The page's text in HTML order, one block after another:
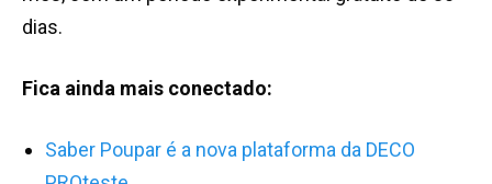
dias.
Fica ainda mais conectado:
Saber Poupar é a nova plataforma da DECO